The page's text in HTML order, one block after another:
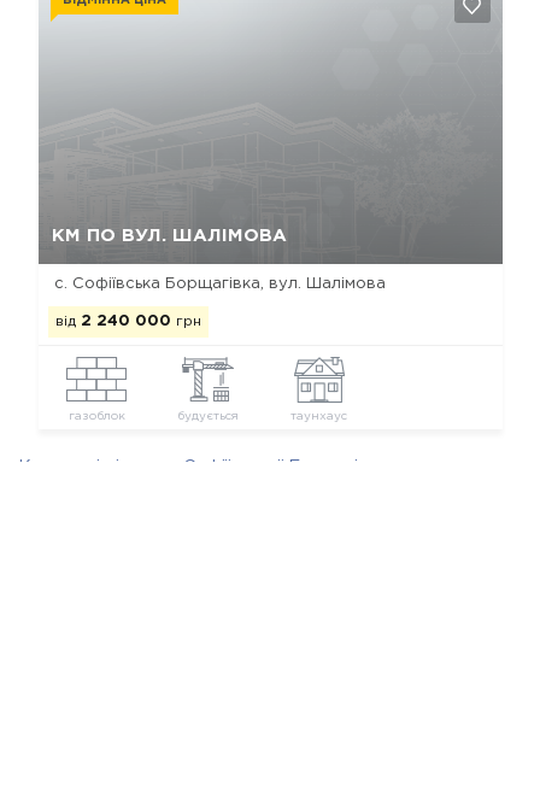
КМ ПО ВУЛ. ШАЛІМОВА
с. Софіївська Борщагівка, вул. Шалімова
від 2 240 000 грн
газоблок будується таунхаус